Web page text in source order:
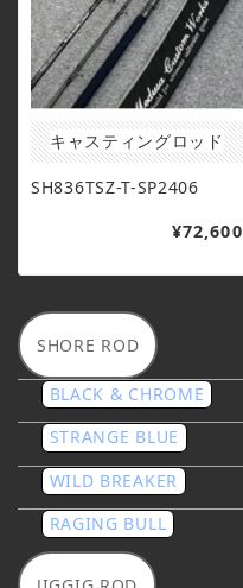
キャスティングロッド
SH836TSZ-T-SP2406
¥72,600
SHORE ROD
BLACK & CHROME
STRANGE BLUE
WILD BREAKER
RAGING BULL